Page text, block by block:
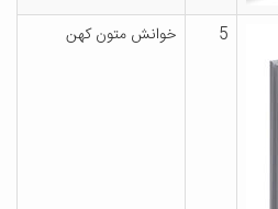
5 خوانش متون کهن